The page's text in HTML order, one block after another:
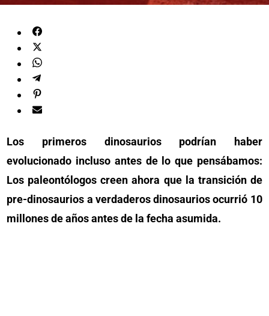
Los primeros dinosaurios podrían haber
evolucionado incluso antes de lo que pensábamos:
Los paleontólogos creen ahora que la transición de
pre-dinosaurios a verdaderos dinosaurios ocurrió 10
millones de años antes de la fecha asumida.